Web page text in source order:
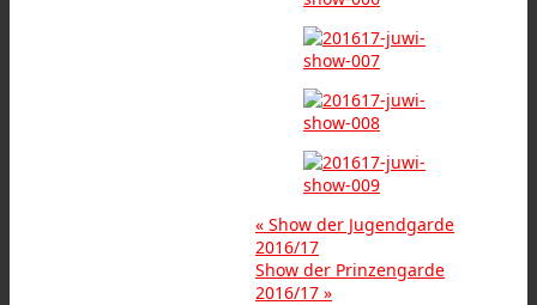
« Show der Jugendgarde
2016/17
Show der Prinzengarde
2016/17 »